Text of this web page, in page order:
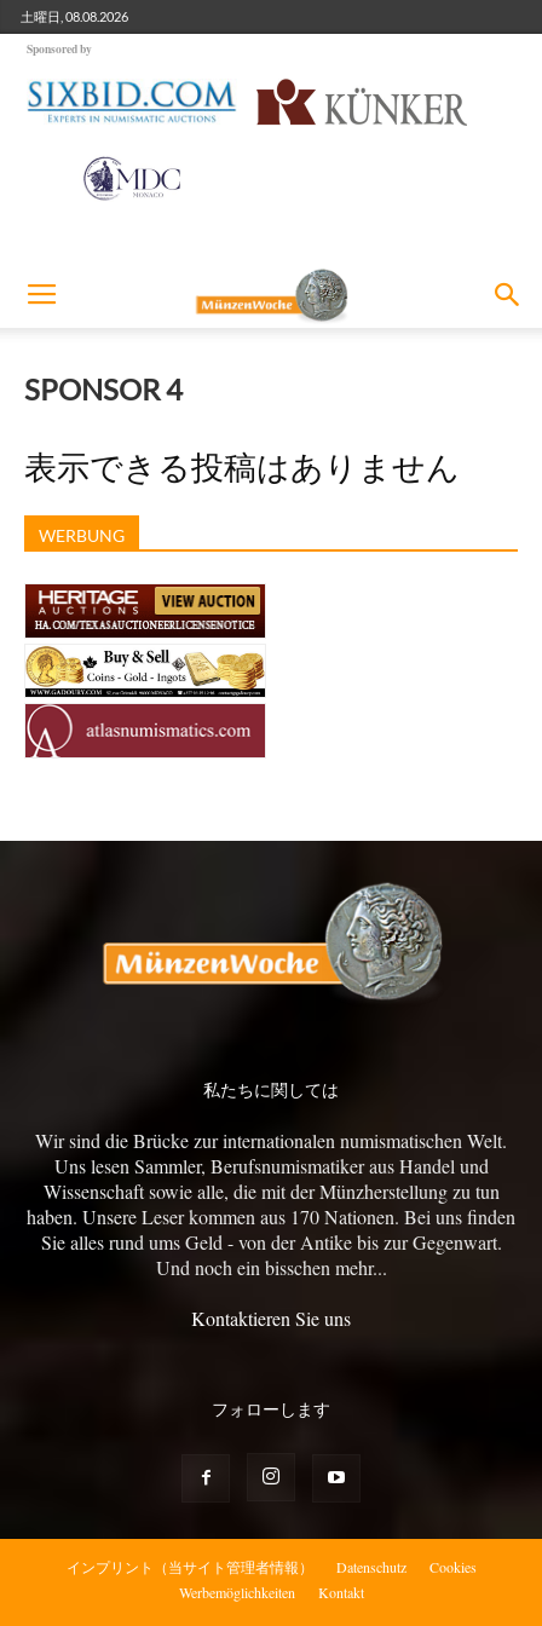
土曜日, 08.08.2026
Sponsored by
SPONSOR 4
表示できる投稿はありません
WERBUNG
私たちに関しては
Wir sind die Brücke zur internationalen numismatischen Welt.
Uns lesen Sammler, Berufsnumismatiker aus Handel und
Wissenschaft sowie alle, die mit der Münzherstellung zu tun
haben. Unsere Leser kommen aus 170 Nationen. Bei uns finden
Sie alles rund ums Geld - von der Antike bis zur Gegenwart.
Und noch ein bisschen mehr...
Kontaktieren Sie uns
フォローします
インプリント（当サイト管理者情報） Datenschutz
Cookies
Werbemöglichkeiten
Kontakt